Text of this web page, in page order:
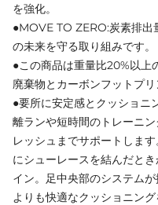
を強化。
●MOVE TO ZERO:炭素排出
の未来を守る取り組みです。
●この商品は重量比20%以上
廃棄物とカーボンフットプリ
●要所に安定感とクッショ
離ランや短時間のトレーニ
レッシュまでサポートしま
にシューレースを結んだと
イン。足中央部のシステム
よりも快適なクッショニング